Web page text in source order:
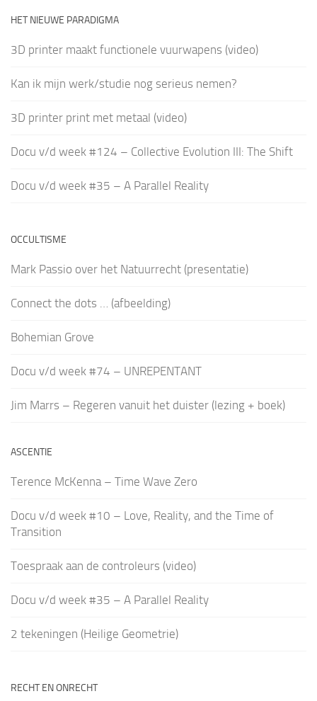
HET NIEUWE PARADIGMA
3D printer maakt functionele vuurwapens (video)
Kan ik mijn werk/studie nog serieus nemen?
3D printer print met metaal (video)
Docu v/d week #124 – Collective Evolution III: The Shift
Docu v/d week #35 – A Parallel Reality
OCCULTISME
Mark Passio over het Natuurrecht (presentatie)
Connect the dots … (afbeelding)
Bohemian Grove
Docu v/d week #74 – UNREPENTANT
Jim Marrs – Regeren vanuit het duister (lezing + boek)
ASCENTIE
Terence McKenna – Time Wave Zero
Docu v/d week #10 – Love, Reality, and the Time of
Transition
Toespraak aan de controleurs (video)
Docu v/d week #35 – A Parallel Reality
2 tekeningen (Heilige Geometrie)
RECHT EN ONRECHT